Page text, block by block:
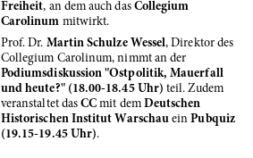
Freiheit, an dem auch das Collegium
Carolinum mitwirkt.
Prof. Dr. Martin Schulze Wessel, Direktor des
Collegium Carolinum, nimmt an der
Podiumsdiskussion "Ostpolitik, Mauerfall
und heute?" (18.00-18.45 Uhr) teil. Zudem
veranstaltet dasCCmit dem Deutschen
Historischen Institut Warschau einPubquiz
(19.15-19.45 Uhr).